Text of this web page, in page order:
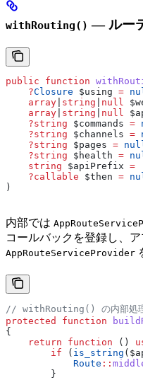
withRouting() — ルー
public function
    ?
Closure $using =
    array
string null
    array
string null
    ?
string $commands =
    ?
string $channels =
    ?
string $pages =
    ?
string $health =
    string
$apiPrefix =
    ?
callable $then =
)
内部では
コールバックを登録し、
AppRouteServiceProvider
// withRouting() の内部処理
protected
function
{
    return
function ()
        if
( is_string (
            Route
::
        }